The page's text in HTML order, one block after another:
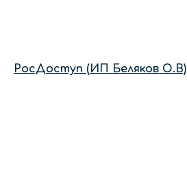
РосДоступ (ИП Беляков О.В)